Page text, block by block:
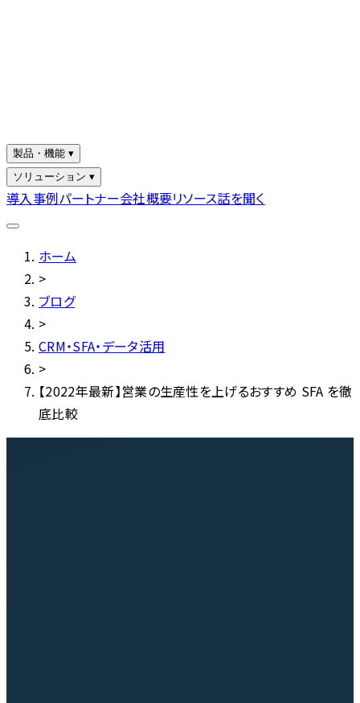
製品・機能 ▾
ソリューション ▾
導入事例パートナー会社概要リソース話を聞く
ホーム
>
ブログ
>
CRM・SFA・データ活用
>
【2022年最新】営業の生産性を上げるおすすめ SFA を徹
底比較